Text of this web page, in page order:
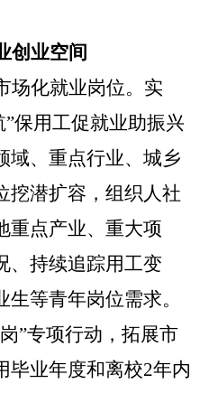
创业空间
场化就业岗位。 实
”保用工促就业助振兴
域、重点行业、城乡
潜扩容， 组织人社
重点产业、重大项
、持续追踪用工变
等青年岗位需求。
”专项行动，拓展市
毕业年度和离校2年内